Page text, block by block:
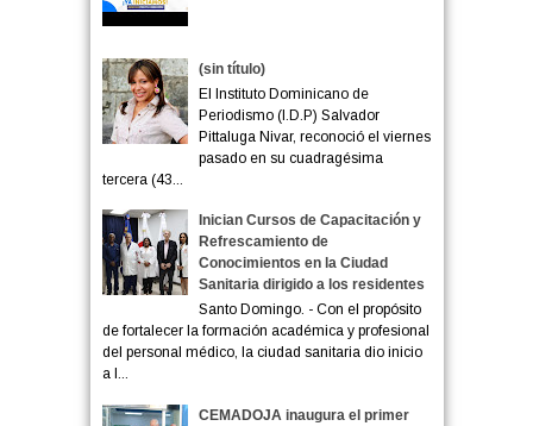
(sin título)
El Instituto Dominicano de
Periodismo (I.D.P) Salvador
Pittaluga Nivar, reconoció el viernes
pasado en su cuadragésima
tercera (43...
Inician Cursos de Capacitación y
Refrescamiento de
Conocimientos en la Ciudad
Sanitaria dirigido a los residentes
Santo Domingo. - Con el propósito
de fortalecer la formación académica y profesional
del personal médico, la ciudad sanitaria dio inicio
a l...
CEMADOJA inaugura el primer